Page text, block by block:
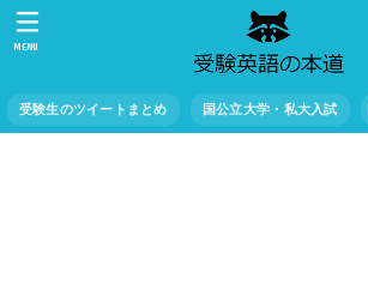
受験生のツイートまとめ 国公立大学・私大入試
MENU